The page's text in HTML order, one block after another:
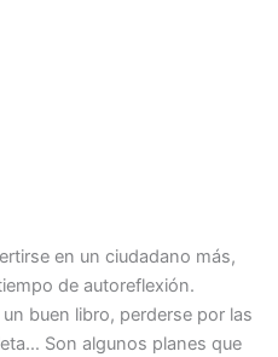
en un ciudadano más,
de autoreflexión.
buen libro, perderse por las
Son algunos planes que